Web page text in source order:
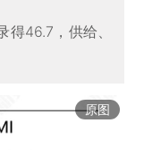
46.7，供给、
原图